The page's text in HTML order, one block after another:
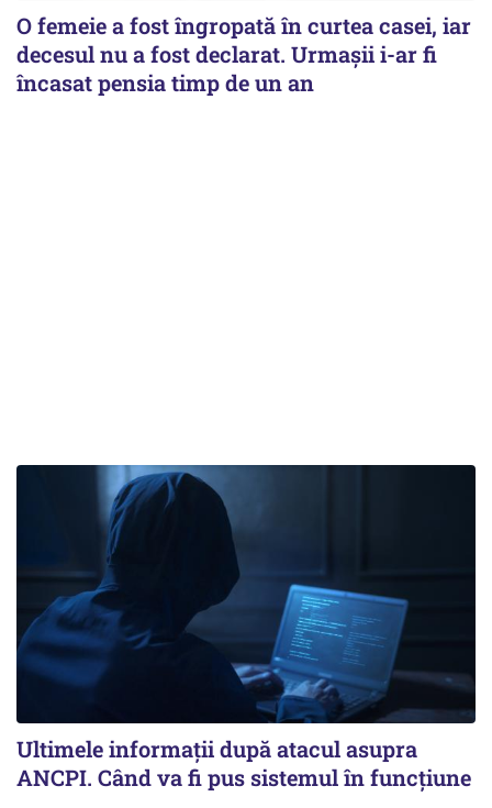
O femeie a fost îngropată în curtea casei, iar
decesul nu a fost declarat. Urmașii i-ar fi
încasat pensia timp de un an
Ultimele informații după atacul asupra
ANCPI. Când va fi pus sistemul în funcțiune